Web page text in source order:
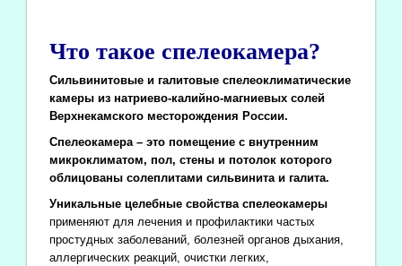
Что такое спелеокамера?
Сильвинитовые и галитовые спелеоклиматические
камеры из натриево-калийно-магниевых солей
Верхнекамского месторождения России.
Спелеокамера – это помещение с внутренним
микроклиматом, пол, стены и потолок которого
облицованы солеплитами сильвинита и галита.
Уникальные целебные свойства спелеокамеры
применяют для лечения и профилактики частых
простудных заболеваний, болезней органов дыхания,
аллергических реакций, очистки легких,